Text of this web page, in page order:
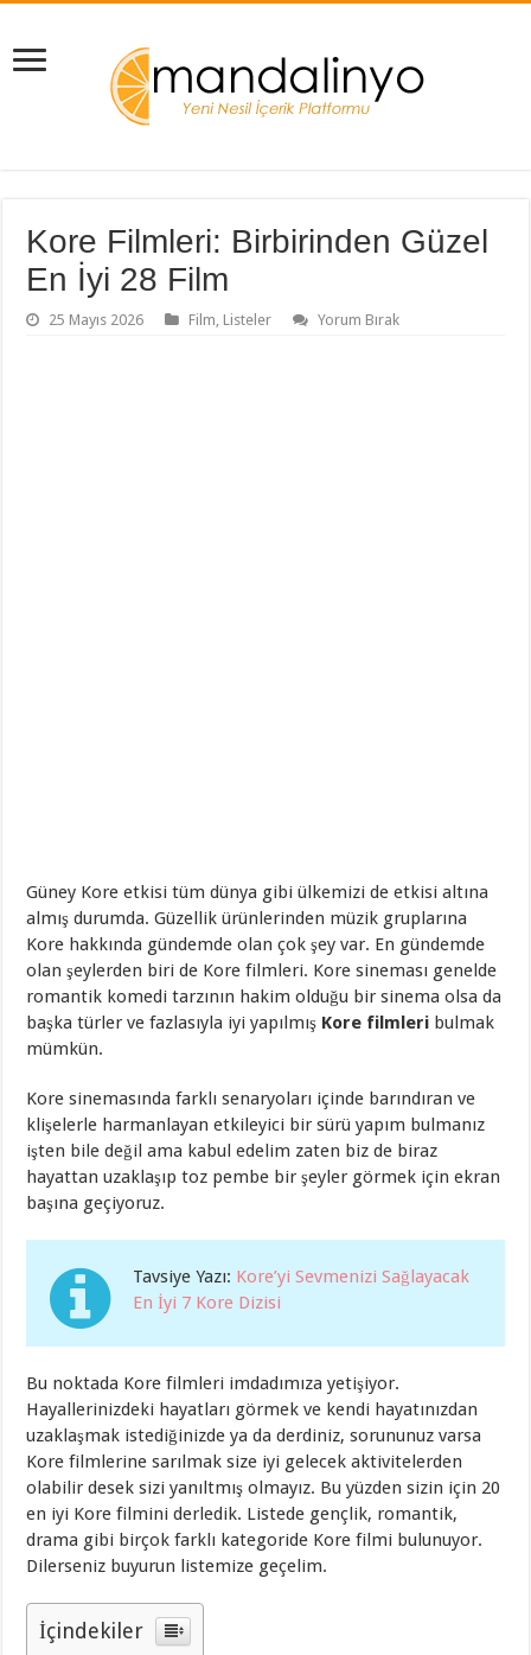
Kore Filmleri: Birbirinden Güzel
En İyi 28 Film
25 Mayıs 2026 Film, Listeler Yorum Bırak
Güney Kore etkisi tüm dünya gibi ülkemizi de etkisi altına
almış durumda. Güzellik ürünlerinden müzik gruplarına
Kore hakkında gündemde olan çok şey var. En gündemde
olan şeylerden biri de Kore filmleri. Kore sineması genelde
romantik komedi tarzının hakim olduğu bir sinema olsa da
başka türler ve fazlasıyla iyi yapılmış Kore filmleri bulmak
mümkün.
Kore sinemasında farklı senaryoları içinde barındıran ve
klişelerle harmanlayan etkileyici bir sürü yapım bulmanız
işten bile değil ama kabul edelim zaten biz de biraz
hayattan uzaklaşıp toz pembe bir şeyler görmek için ekran
başına geçiyoruz.
Tavsiye Yazı: Kore’yi Sevmenizi Sağlayacak
En İyi 7 Kore Dizisi
Bu noktada Kore filmleri imdadımıza yetişiyor.
Hayallerinizdeki hayatları görmek ve kendi hayatınızdan
uzaklaşmak istediğinizde ya da derdiniz, sorununuz varsa
Kore filmlerine sarılmak size iyi gelecek aktivitelerden
olabilir desek sizi yanıltmış olmayız. Bu yüzden sizin için 20
en iyi Kore filmini derledik. Listede gençlik, romantik,
drama gibi birçok farklı kategoride Kore filmi bulunuyor.
Dilerseniz buyurun listemize geçelim.
İçindekiler